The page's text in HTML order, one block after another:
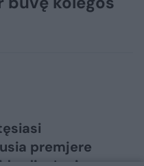
premjere